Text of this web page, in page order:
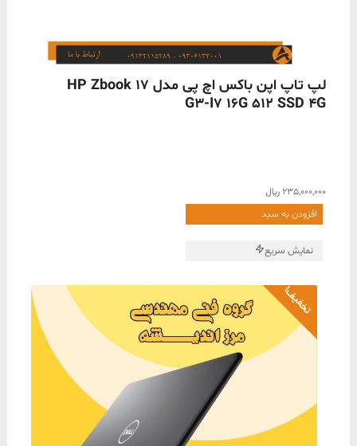
ناموجود
لپ تاپ اپن باکس اچ پی مدل HP Zbook 17
G3-I7 16G 512 SSD 4G
235,000,000 ﷼
افزودن به سبد
نمایش سریع
تخفیف!